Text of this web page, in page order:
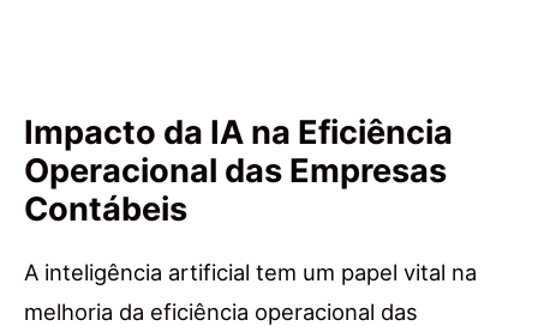
Impacto da IA na Eficiência
Operacional das Empresas
Contábeis
A inteligência artificial tem um papel vital na
melhoria da eficiência operacional das